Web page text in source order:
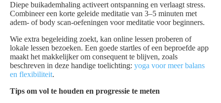
Diepe buikademhaling activeert ontspanning en verlaagt stress.
Combineer een korte geleide meditatie van 3–5 minuten met
adem- of body scan-oefeningen voor meditatie voor beginners.
Wie extra begeleiding zoekt, kan online lessen proberen of
lokale lessen bezoeken. Een goede startles of een beproefde app
maakt het makkelijker om consequent te blijven, zoals
beschreven in deze handige toelichting: yoga voor meer balans
en flexibiliteit.
Tips om vol te houden en progressie te meten